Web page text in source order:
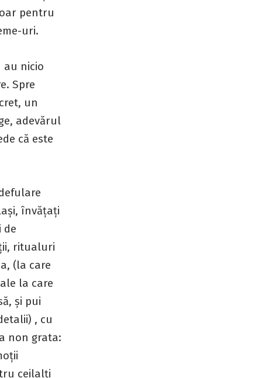
pentru
uri.
au nicio
Spre
un
adevărul
că este
învățați
de
ritualuri
(la care
la care
și pui
, cu
non grata:
ceilalți